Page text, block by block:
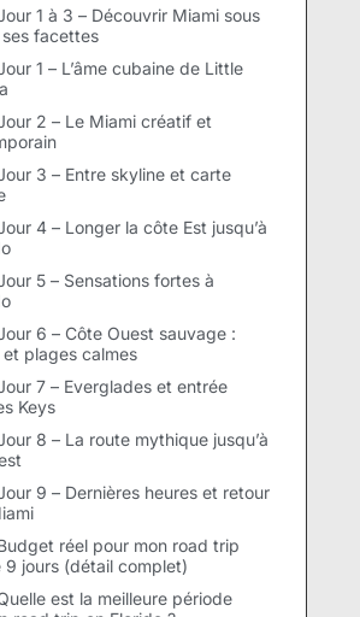
1 à 3 – Découvrir Miami sous
facettes
1 – L’âme cubaine de Little
2 – Le Miami créatif et
3 – Entre skyline et carte
4 – Longer la côte Est jusqu’à
5 – Sensations fortes à
6 – Côte Ouest sauvage :
et plages calmes
7 – Everglades et entrée
Keys
8 – La route mythique jusqu’à
9 – Dernières heures et retour
réel pour mon road trip
9 jours (détail complet)
est la meilleure période